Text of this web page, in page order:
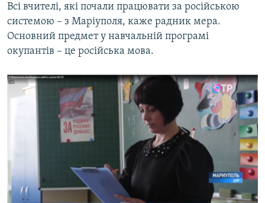
Всі вчителі, які почали працювати за російською
системою – з Маріуполя, каже радник мера.
Основний предмет у навчальній програмі
окупантів – це російська мова.